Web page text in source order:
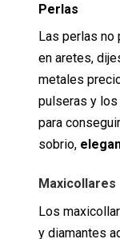
Perlas
Las perlas no
en aretes,
metales
pulseras y
para
sobrio,
Maxicollares
Los
y diamantes